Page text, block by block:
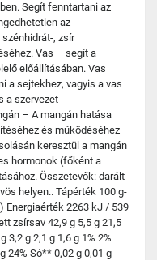
Segít fenntartani az
az
, zsír
Vas – segít a
előállításában. Vas
a sejtekhez, vagyis a vas
a szervezet
– A mangán hatása
és működéséhez
keresztül a mangán
hormonok (főként a
Összetevők: darált
helyen.. Tápérték 100 g-
Energiaérték 2263 kJ / 539
zsírsav 42,9 g 5,5 g 21,5
3,2 g 2,1 g 1,6 g 1% 2%
24% Só** 0,02 g 0,01 g